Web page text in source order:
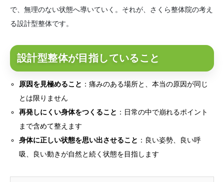
で、無理のない状態へ導いていく。それが、さくら整体院の考え
る設計型整体です。
設計型整体が目指していること
原因を見極めること ：痛みのある場所と、本当の原因が同じ
とは限りません
再発しにくい身体をつくること ：日常の中で崩れるポイント
まで含めて整えます
身体に正しい状態を思い出させること ：良い姿勢、良い呼
吸、良い動きが自然と続く状態を目指します